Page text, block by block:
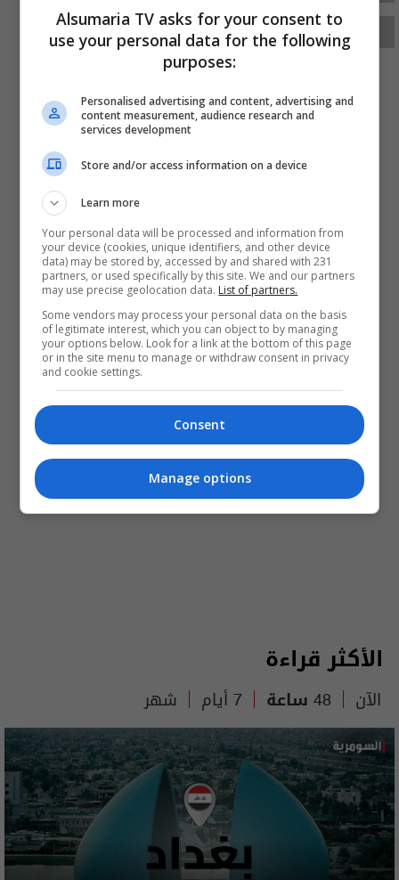
عبد الكريم
الأكثر قراءة
الآن 48 ساعة 7 أيام شهر
Alsumaria TV asks for your consent to
use your personal data for the following
purposes:
Personalised advertising and content, advertising and
content measurement, audience research and
services development
Store and/or access information on a device
Learn more
Your personal data will be processed and information from
your device (cookies, unique identifiers, and other device
data) may be stored by, accessed by and shared with 231
partners, or used specifically by this site. We and our partners
may use precise geolocation data. List of partners.
Some vendors may process your personal data on the basis
of legitimate interest, which you can object to by managing
your options below. Look for a link at the bottom of this page
or in the site menu to manage or withdraw consent in privacy
and cookie settings.
Consent
Manage options